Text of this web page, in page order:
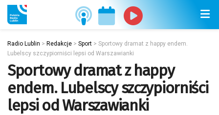
Radio Lublin > Redakcje > Sport > Sportowy dramat z happy endem.
Lubelscy szczypiorniści lepsi od Warszawianki
Sportowy dramat z happy
endem. Lubelscy szczypiorniści
lepsi od Warszawianki